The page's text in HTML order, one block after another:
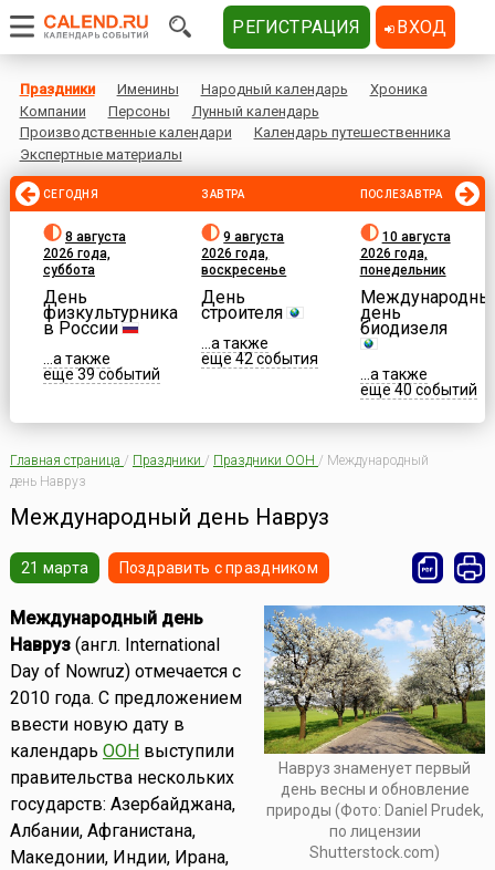
Праздники Именины Народный календарь
Хроника
Компании
Персоны
Лунный календарь
Производственные календари
Календарь путешественника
Экспертные материалы
СЕГОДНЯ
8 августа
2026 года,
суббота
День
физкультурника
в России
...а также
еще 39 событий
ЗАВТРА
9 августа
2026 года,
воскресенье
День
строителя
...а также
еще 42 события
ПОСЛЕЗАВТРА
10 августа
2026 года,
понедельник
день
биодизеля
...а также
еще 40 событий
Главная страница / Праздники / Праздники ООН / Международный
день Навруз
Международный день Навруз
21 марта Поздравить с праздником
Навруз знаменует первый
день весны и обновление
природы (Фото: Daniel Prudek,
по лицензии
Shutterstock.com)
Международный день
Навруз(англ. International
Day of Nowruz) отмечается с
2010 года. С предложением
ввести новую дату в
календарь ООН выступили
правительства нескольких
государств: Азербайджана,
Албании, Афганистана,
Македонии, Индии, Ирана,
РЕГИСТРАЦИЯ ВХОД